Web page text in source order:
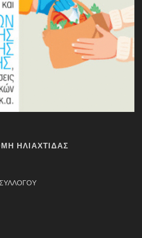
ΗΛΙΑΧΤΙΔΑΣ